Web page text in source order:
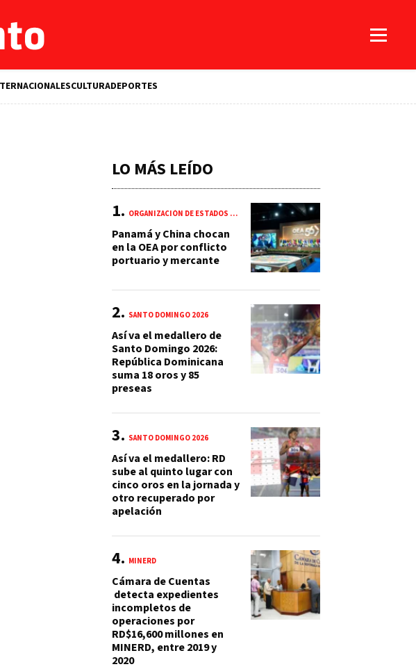
CULTURADEPORTES
LO MÁS LEÍDO
ORGANIZACIÓN DE ESTADOS AMERICANOS (OEA)
Panamá y China chocan
en la OEA por conflicto
portuario y mercante
SANTO DOMINGO 2026
Así va el medallero de
Santo Domingo 2026:
República Dominicana
suma 18 oros y 85
preseas
SANTO DOMINGO 2026
Así va el medallero: RD
sube al quinto lugar con
cinco oros en la jornada y
otro recuperado por
apelación
MINERD
Cámara de Cuentas
detecta expedientes
incompletos de
operaciones por
RD$16,600 millones en
MINERD, entre 2019 y
2020